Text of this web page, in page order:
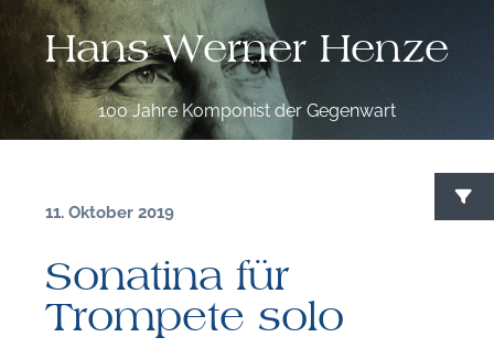
Hans Werner Henze
100 Jahre Komponist der Gegenwart
11. Oktober 2019
Sonatina für
Trompete solo